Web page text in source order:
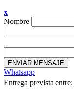
x
Nombre
ENVIAR MENSAJE
Whatsapp
Entrega prevista entre: